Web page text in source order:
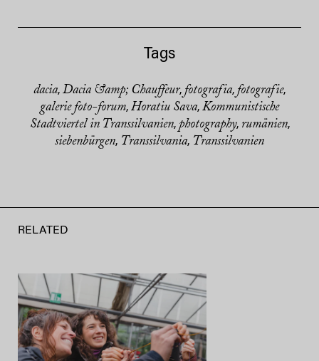
Tags
dacia, Dacia &amp; Chauffeur, fotografia, fotografie,
galerie foto-forum, Horatiu Sava, Kommunistische
Stadtviertel in Transsilvanien, photography, rumänien,
siebenbürgen, Transsilvania, Transsilvanien
RELATED